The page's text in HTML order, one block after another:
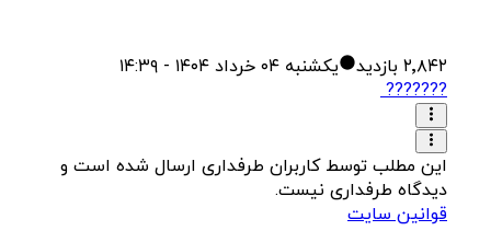
۲٬۸۴۲ بازدید
یکشنبه ۰۴ خرداد ۱۴۰۴ - ۱۴:۳۹
??????? ‌
این مطلب توسط کاربران طرفداری ارسال شده است و
دیدگاه طرفداری نیست.
قوانین سایت